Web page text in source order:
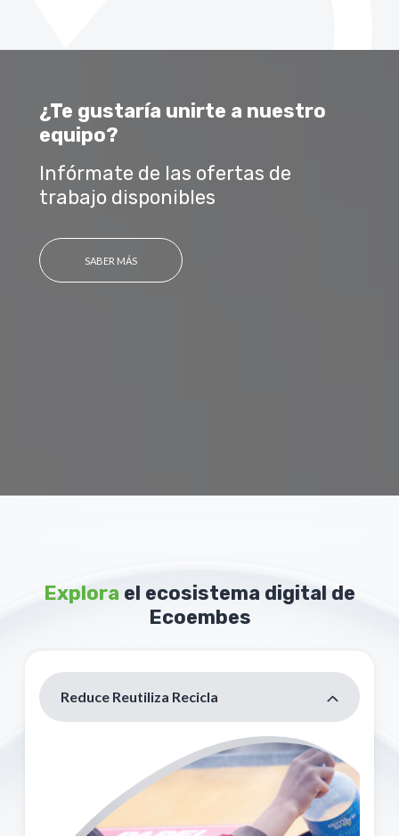
¿Te gustaría unirte a nuestro
equipo?
Infórmate de las ofertas de
trabajo disponibles
SABER MÁS
Explora el ecosistema digital de
Ecoembes
Reduce Reutiliza Recicla